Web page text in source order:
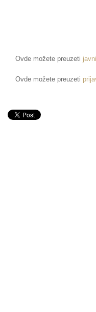
Ovde možete preuzeti
Ovde možete preuzeti